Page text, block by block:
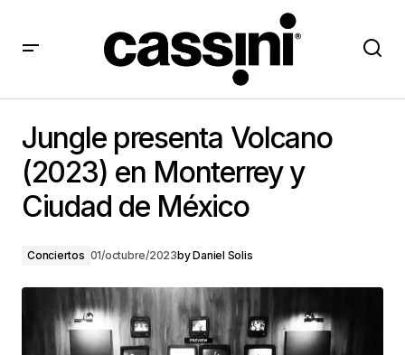
Ciudad de México
Jungle presenta Volcano
(2023) en Monterrey y
Ciudad de México
Conciertos 01/octubre/2023byDaniel Solis